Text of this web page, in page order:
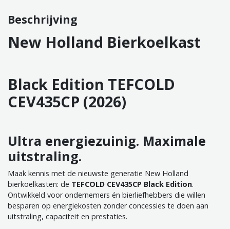
Beschrijving
New Holland Bierkoelkast
Black Edition TEFCOLD
CEV435CP (2026)
Ultra energiezuinig. Maximale
uitstraling.
Maak kennis met de nieuwste generatie New Holland
bierkoelkasten: de TEFCOLD CEV435CP Black Edition.
Ontwikkeld voor ondernemers én bierliefhebbers die willen
besparen op energiekosten zonder concessies te doen aan
uitstraling, capaciteit en prestaties.